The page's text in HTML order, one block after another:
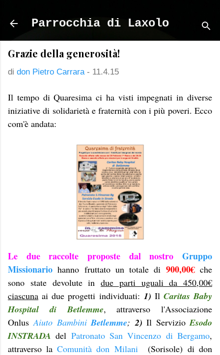
Parrocchia di Laxolo
Grazie della generosità!
di don Pietro Carrara - 11.4.15
Il tempo di Quaresima ci ha visti impegnati in diverse
iniziative di solidarietà e fraternità con i più poveri. Ecco
com'è andata:
Le due raccolte proposte dal nostro Gruppo
Missionario hanno fruttato un totale di 900,00€che
sono state devolute in due parti uguali da 450,00€
ciascuna ai due progetti individuati: 1) Il Caritas Baby
Hospital di Betlemme, attraverso l'Associazione
OnlusAiuto BambiniBetlemme;2) Il ServizioEsodo
INSTRADA del Patronato San Vincenzo di Bergamo,
attraverso laComunità don Milani(Sorisole) di don